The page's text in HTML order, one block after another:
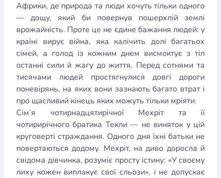
Африки, де природа та люди хочуть тільки одного
— дощу, який би повернув пошерхлій землі
врожайність. Проте це не єдине бажання людей: у
країні вирує війна, яка калічить долі багатьох
сімей, а голод із кожним днем висмоктує з тіл
останні сили й жагу до життя. Перед сотнями та
тисячами людей простягнулися довгі дороги
поневірянь, на яких вони зазнають багато втрат і
про щасливий кінець яких можуть тільки мріяти.
Сім’я чотирнадцятирічної Мехріт та її
чотирирічного братика Текли — не виняток у цій
круговерті страждання. Одного дня їхні батьки не
повертаються додому. Мехріт, на диво доросла й
свідома дівчинка, розуміє просту істину: «У своєму
лиху кожен виплакує свої сльози», і не допускає